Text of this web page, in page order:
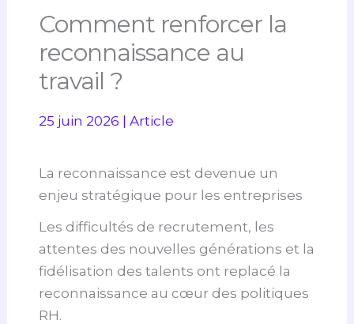
Comment renforcer la
reconnaissance au
travail ?
25 juin 2026 |Article
La reconnaissance est devenue un
enjeu stratégique pour les entreprises
Les difficultés de recrutement, les
attentes des nouvelles générations et la
fidélisation des talents ont replacé la
reconnaissance au cœur des politiques
RH.